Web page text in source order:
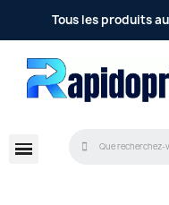
Tous les produits